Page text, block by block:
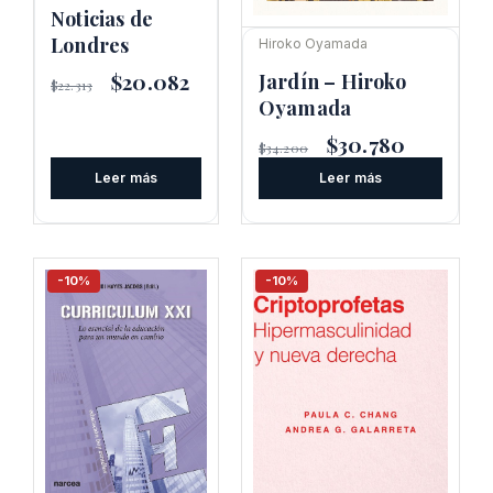
Noticias de
Londres
$22.313
El
precio
$22.313.
$20.082
$20.082.
Leer más
Jardín – Hiroko
Oyamada
Hiroko Oyamada
$34.200
El
precio
original
era:
$34.200.
$30.780
precio
es:
$30.780.
Leer más
-10% -10%